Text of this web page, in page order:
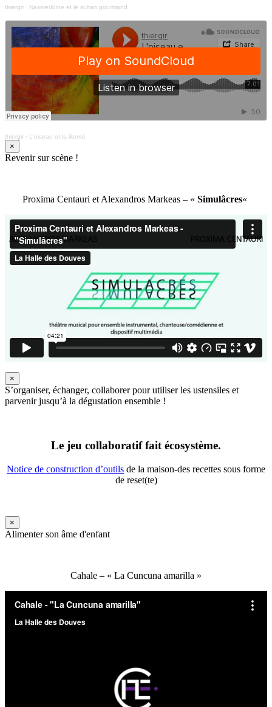
thiergir · Nassreddine et le sultan gourmand
thiergir · L'oiseau et la liberté
×
Revenir sur scène !
Proxima Centauri et Alexandros Markeas – « Simulâcres«
×
S’organiser, échanger, collaborer pour utiliser les ustensiles et
parvenir jusqu’à la dégustation ensemble !
Le jeu collaboratif fait écosystème.
Notice de construction d’outils de la maison-des recettes sous forme
de reset(te)
×
Alimenter son âme d'enfant
Cahale – « La Cuncuna amarilla »